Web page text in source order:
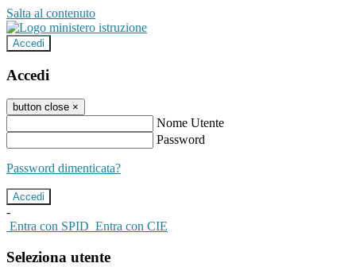
Salta al contenuto
Accedi
Accedi
button close ×
Nome Utente
Password
Password dimenticata?
-
Entra con SPID Entra con CIE
Seleziona utente